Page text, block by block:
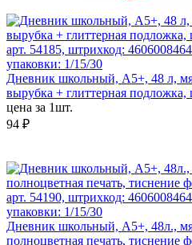
арт. 54185, штрихкод:
упаковки: 1/15/30
Дневник школьный, А5+, 48 л,
вырубка + глиттерная подложка,
цена за 1шт.
94 ₽
арт. 54190, штрихкод:
упаковки: 1/15/30
Дневник школьный, А5+, 48л.,
полноцветная печать, тиснение